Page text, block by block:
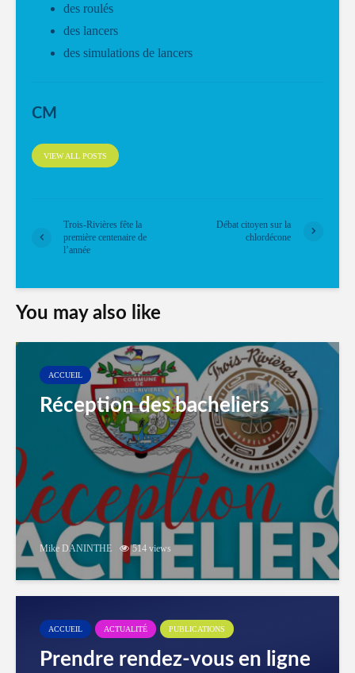
des roulés
des lancers
des simulations de lancers
CM
VIEW ALL POSTS
Trois-Rivières fête la
première centenaire de
l’année
Débat citoyen sur la
chlordécone
You may also like
ACCUEIL
Réception des bacheliers
Mike DANINTHE 514 views
ACCUEIL ACTUALITÉ PUBLICATIONS
Prendre rendez-vous en ligne